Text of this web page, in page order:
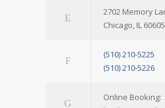
2702 Memory
Chicago, IL 60605
(510) 210-5225
(510) 210-5226
Online Booking: